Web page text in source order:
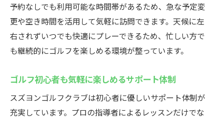
予約なしでも利用可能な時間帯があるため、急な予定変
更や空き時間を活用して気軽に訪問できます。天候に左
右されずいつでも快適にプレーできるため、忙しい方で
も継続的にゴルフを楽しめる環境が整っています。
ゴルフ初心者も気軽に楽しめるサポート体制
スズヨンゴルフクラブは初心者に優しいサポート体制が
充実しています。プロの指導者によるレッスンだけでな